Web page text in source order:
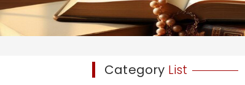
Category List